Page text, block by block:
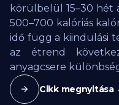
körülbelül 15–30 hét
500–700 kalóriás
idő függ a kiindulási
az étrend
anyagcsere
Cikk megnyitása